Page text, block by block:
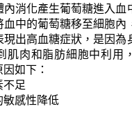
消化產生葡萄糖進入血
中的葡萄糖移至細胞內
出高血糖症狀，是因為
肌肉和脂肪細胞中利用
如下：
不足
感性降低